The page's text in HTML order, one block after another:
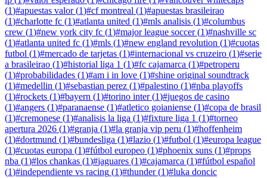
(1)#apuestas valor(1)#cf montreal (1)#apuestas brasileirao
(1)#charlotte fc (1)#atlanta united (1)#mls analisis (1)#columbus
crew (1)#new york city fc (1)#major league soccer(1)#nashville sc
(1)#atlanta united fc (1)#mls (1)#new england revolution (1)#cuotas
futbol (1)#mercado de tarjetas (1)#internacional vs cruzeiro (1)#serie
a brasileirao (1)#historial liga 1 (1)#fc cajamarca (1)#petroperu
(1)#probabilidades (1)#am i in love (1)#shine original soundtrack
(1)#medellin (1)#sebastian perez (1)#palestino (1)#nba playoffs
(1)#rockets (1)#bayern (1)#torino inter(1)#juegos de casino
(1)#angers (1)#paranaense (1)#atletico goianiense (1)#copa de brasil
(1)#cremonese (1)#analisis la liga (1)#fixture liga 1 (1)#torneo
apertura 2026 (1)#granja (1)#la granja vip peru (1)#hoffenheim
(1)#dortmund (1)#bundesliga (1)#lazio (1)#futbol (1)#europa league
(1)#cuotas europa (1)#fútbol europeo (1)#phoenix suns (1)#props
nba (1)#los chankas (1)#jaguares (1)#cajamarca (1)#fútbol español
(1)#independiente vs racing (1)#thunder(1)#luka doncic